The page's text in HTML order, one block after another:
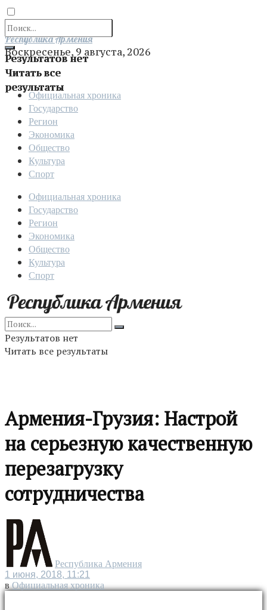
Результатов нет
Читать все
результаты
Отправить
Республика Армения
Воскресенье, 9 августа, 2026
Официальная хроника
Государство
Регион
Экономика
Общество
Культура
Спорт
Официальная хроника
Государство
Регион
Экономика
Общество
Культура
Спорт
Результатов нет
Читать все результаты
Армения-Грузия: Настрой
на серьезную качественную
перезагрузку
сотрудничества
Республика Армения
1 июня, 2018, 11:21
в Официальная хроника